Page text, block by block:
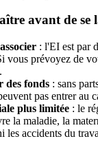
avant de se
: l'EI est par
vous prévoyez de
des fonds : sans
pas entrer au
plus limitée : le
la maladie, la
les accidents du